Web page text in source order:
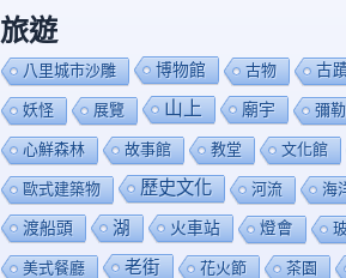
旅遊
八里城市沙雕 博物館 古物 古
妖怪 展覽 山上 廟宇 彌
心鮮森林 故事館 教堂 文化館
歐式建築物 歷史文化 河流 海
渡船頭 湖 火車站 燈會
美式餐廳 老街 花火節 茶園